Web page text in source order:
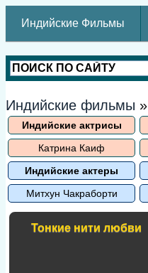
Индийские Фильмы
Индийские фильмы »
Индийские актрисы
Катрина Каиф
Индийские актеры
Митхун Чакраборти
Тонкие нити любви